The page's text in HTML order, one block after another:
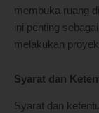
membuka ruang
ini penting
melakukan
Syarat dan
Syarat dan